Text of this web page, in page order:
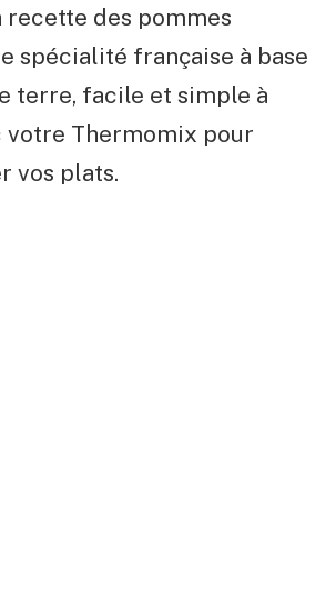
recette des pommes
spécialité française à base
terre, facile et simple à
votre Thermomix pour
vos plats.